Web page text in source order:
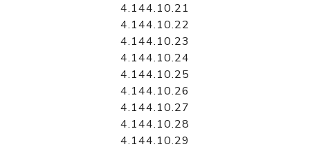
4.144.10.21
4.144.10.22
4.144.10.23
4.144.10.24
4.144.10.25
4.144.10.26
4.144.10.27
4.144.10.28
4.144.10.29